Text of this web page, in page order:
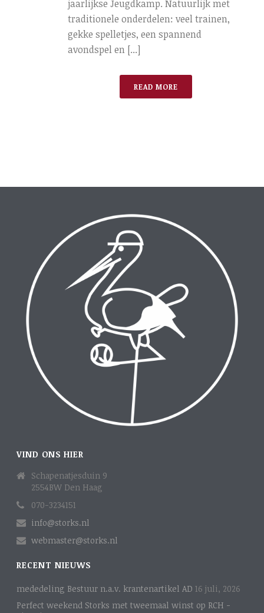
jaarlijkse Jeugdkamp. Natuurlijk met
traditionele onderdelen: veel trainen,
gekke spelletjes, een spannend
avondspel en [...]
READ MORE
VIND ONS HIER
Schapenatjesduin 9
2554BW Den Haag
070-3234151
info@storks.nl
webmaster@storks.nl
RECENT NIEUWS
mededeling Bestuur n.a.v. krantenartikel AD 16 juli, 2026
Perfect weekend Storks met tweemaal winst op RCH -